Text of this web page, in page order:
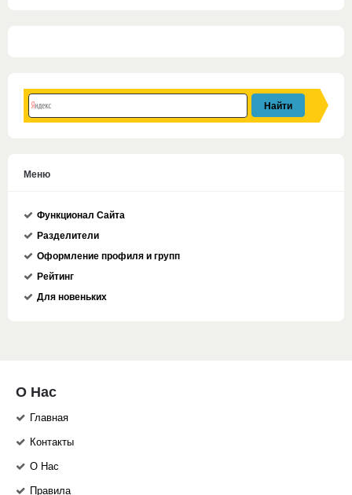
Меню
Функционал Сайта
Разделители
Оформление профиля и групп
Рейтинг
Для новеньких
О Нас
Главная
Контакты
О Нас
Правила